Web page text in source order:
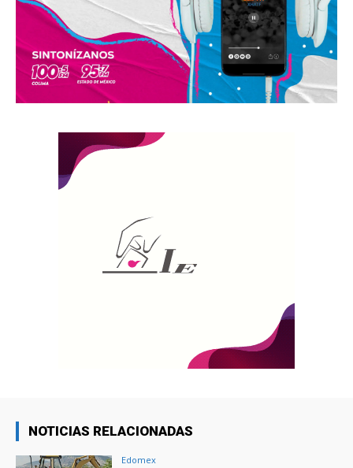
NOTICIAS RELACIONADAS
Edomex